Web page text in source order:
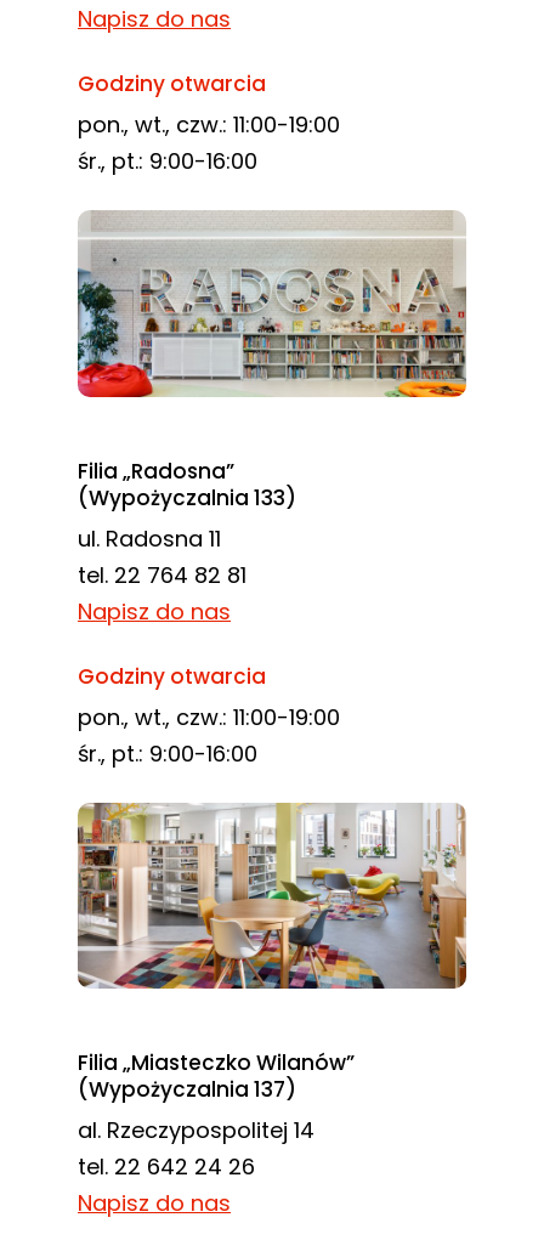
Napisz do nas
Godziny otwarcia
pon., wt., czw.: 11:00-19:00
śr., pt.: 9:00-16:00
Filia „Radosna”
(Wypożyczalnia 133)
ul. Radosna 11
tel. 22 764 82 81
Napisz do nas
Godziny otwarcia
pon., wt., czw.: 11:00-19:00
śr., pt.: 9:00-16:00
Filia „Miasteczko Wilanów”
(Wypożyczalnia 137)
al. Rzeczypospolitej 14
tel. 22 642 24 26
Napisz do nas